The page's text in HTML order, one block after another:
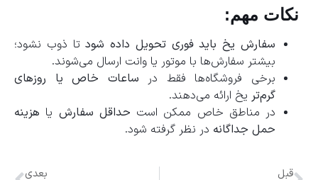
نکات مهم:
سفارش یخ باید فوری تحویل داده شودتا ذوب نشود؛
بیشتر سفارش‌ها با موتور یا وانت ارسال می‌شوند.
برخی فروشگاه‌ها فقط در ساعات خاص یا روزهای
گرم‌تر یخ ارائه می‌دهند.
در مناطق خاص ممکن است حداقل سفارش یا هزینه
حمل جداگانه در نظر گرفته شود.
قبل بعدی